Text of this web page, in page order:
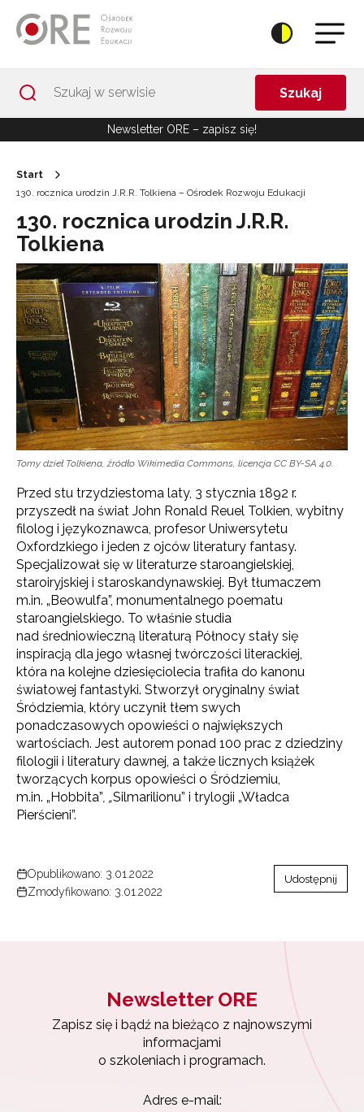
Szukaj
Newsletter ORE – zapisz się!
Start
130. rocznica urodzin J.R.R. Tolkiena – Ośrodek Rozwoju Edukacji
130. rocznica urodzin J.R.R.
Tolkiena
Tomy dzieł Tolkiena, źródło Wikimedia Commons, licencja CC BY-SA 4.0.
Przed stu trzydziestoma laty, 3 stycznia 1892 r.
przyszedł na świat John Ronald Reuel Tolkien, wybitny
filolog i językoznawca, profesor Uniwersytetu
Oxfordzkiego i jeden z ojców literatury fantasy.
Specjalizował się w literaturze staroangielskiej,
staroiryjskiej i staroskandynawskiej. Był tłumaczem
m.in. „Beowulfa”, monumentalnego poematu
staroangielskiego. To właśnie studia
nad średniowieczną literaturą Północy stały się
inspiracją dla jego własnej twórczości literackiej,
która na kolejne dziesięciolecia trafiła do kanonu
światowej fantastyki. Stworzył oryginalny świat
Śródziemia, który uczynił tłem swych
ponadczasowych opowieści o największych
wartościach. Jest autorem ponad 100 prac z dziedziny
filologii i literatury dawnej, a także licznych książek
tworzących korpus opowieści o Śródziemiu,
m.in. „Hobbita”, „Silmarilionu” i trylogii „Władca
Pierścieni”.
Opublikowano: 3.01.2022
Zmodyfikowano: 3.01.2022
Udostępnij
Newsletter ORE
Zapisz się i bądź na bieżąco z najnowszymi
informacjami
o szkoleniach i programach.
Adres e-mail: